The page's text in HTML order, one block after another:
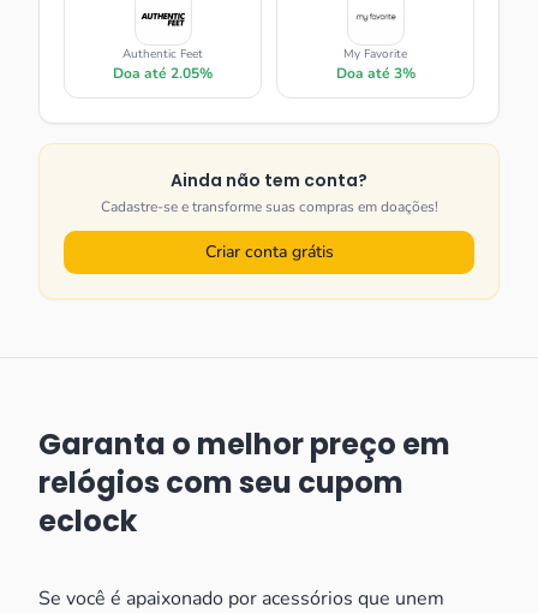
Authentic Feet
Doa até 2.05%
My Favorite
Doa até 3%
Ainda não tem conta?
Cadastre-se e transforme suas compras em doações!
Criar conta grátis
Garanta o melhor preço em
relógios com seu cupom
eclock
Se você é apaixonado por acessórios que unem